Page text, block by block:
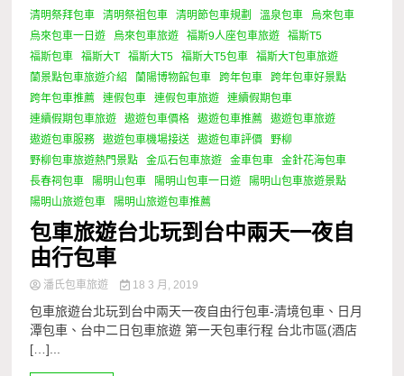
清明祭拜包車
清明祭祖包車 清明節包車規劃 溫泉包車
烏來包車
烏來包車一日遊
烏來包車旅遊 福斯9人座包車旅遊
福斯T5
福斯包車
福斯大T 福斯大T5 福斯大T5包車
福斯大T包車旅遊
蘭景點包車旅遊介紹
蘭陽博物館包車 跨年包車
跨年包車好景點
跨年包車推薦
連假包車 連假包車旅遊
連續假期包車
連續假期包車旅遊
遨遊包車價格 遨遊包車推薦
遨遊包車旅遊
遨遊包車服務
遨遊包車機場接送 遨遊包車評價
野柳
野柳包車旅遊熱門景點
金瓜石包車旅遊 金車包車
金針花海包車
長春祠包車
陽明山包車 陽明山包車一日遊
陽明山包車旅遊景點
陽明山旅遊包車
陽明山旅遊包車推薦
包車旅遊台北玩到台中兩天一夜自
由行包車
潘氏包車旅遊 18 3 月, 2019
包車旅遊台北玩到台中兩天一夜自由行包車-清境包車、日月
潭包車、台中二日包車旅遊 第一天包車行程 台北市區(酒店
[…]...